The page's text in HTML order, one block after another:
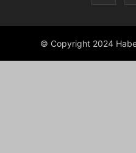
© Copyright 2024